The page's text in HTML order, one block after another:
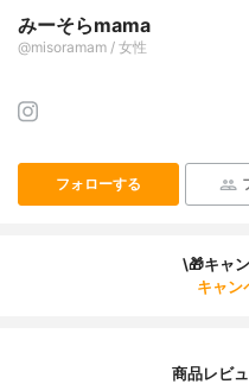
みーそらmama
@misoramam / 女性
フォローする
\🎁キャ
キャン
商品レビ